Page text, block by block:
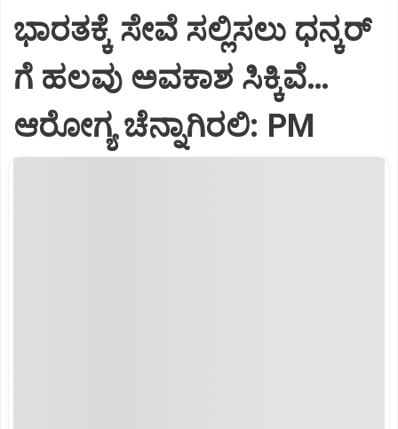
ಭಾರತಕ್ಕೆ ಸೇವೆ ಸಲ್ಲಿಸಲು ಧನ್ಕರ್‌
ಗೆ ಹಲವು ಅವಕಾಶ ಸಿಕ್ಕಿವೆ…
ಆರೋಗ್ಯ ಚೆನ್ನಾಗಿರಲಿ: PM